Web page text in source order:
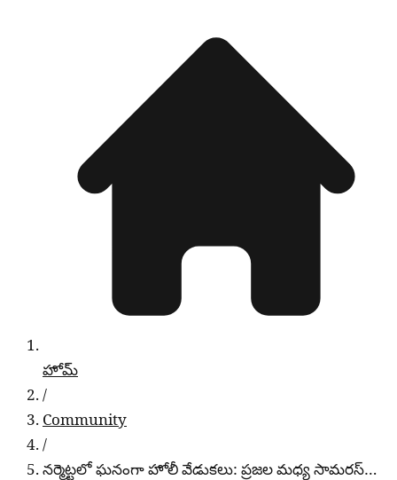
హోమ్
/
Community
/
నర్మెట్టలో ఘనంగా హోలీ వేడుకలు: ప్రజల మధ్య సామరస్…